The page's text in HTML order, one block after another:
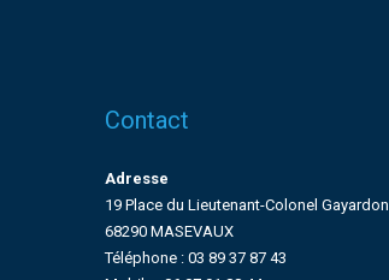
Contact
Adresse
19 Place du Lieutenant-Colonel Gayardon
68290 MASEVAUX
Téléphone : 03 89 37 87 43